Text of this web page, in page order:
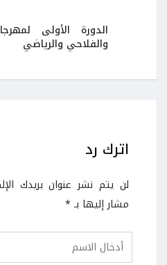
الدورة الأولى
والفلاحي والرياضي
اترك رد
لن يتم نشر عنوان بريدك
مشار إليها بـ *